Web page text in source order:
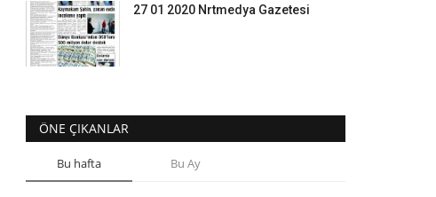
27 01 2020 Nrtmedya Gazetesi
ÖNE ÇIKANLAR
Bu hafta Bu Ay